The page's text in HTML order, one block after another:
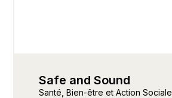
Safe and Sound
Santé, Bien-être et Action Sociale